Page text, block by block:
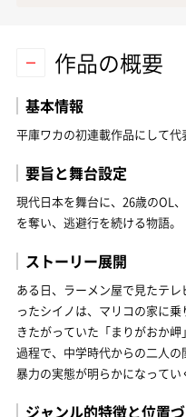
作品の概要
基本情報
平庫ワカの初連載作品にして代
要旨と舞台設定
現代日本を舞台に、26歳のOL
を奪い、逃避行を続ける物語。
ストーリー展開
ある日、ラーメン屋で見たテ
ったシイノは、マリコの家に
きたがっていた「まりがおか
過程で、中学時代からの二人
暴力の実態が明らかになってい
ジャンル的特徴と位置